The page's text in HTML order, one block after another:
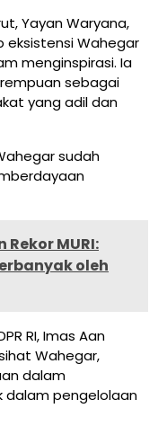
Yayan Waryana,
eksistensi Wahegar
menginspirasi. Ia
sebagai
yang adil dan
sudah
MURI:
oleh
RI, Imas Aan
Wahegar,
dalam
dalam pengelolaan